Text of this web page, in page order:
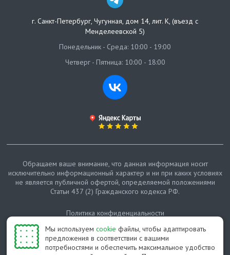
Мы используем cookie файлы, чтобы адаптировать
предложения в соответствии с вашими
потребностями и обеспечить максимальное удобство
г. Санкт-Петербург, Чугунная, дом 14, лит. К, (въезд с
Менделеевской 5)
Понедельник - Среда: 10:00 - 19:00
Четверг - Пятница: 10:00 - 18:00
© Протепло-СПб, 2011-2026
Обращаем ваше внимание, что данная информация носит
исключительно информационный характер и ни при каких условиях
не является публичной офертой, определяемой положениями
Статьи 437 (2) Гражданского кодекса РФ.
Политика конфиденциальности
Карта сайта